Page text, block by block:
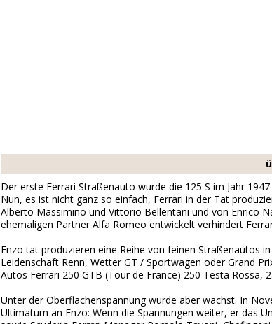
Der erste Ferrari Straßenauto wurde die 125 S im Jahr
Nun, es ist nicht ganz so einfach, Ferrari in der Tat
Alberto Massimino und Vittorio Bellentani und von Enrico
ehemaligen Partner Alfa Romeo entwickelt verhindert
Enzo tat produzieren eine Reihe von feinen Straßenautos
Leidenschaft Renn, Wetter GT / Sportwagen oder Grand
Autos Ferrari 250 GTB (Tour de France) 250 Testa Rossa,
Unter der Oberflächenspannung wurde aber wächst. In
Ultimatum an Enzo: Wenn die Spannungen weiter, er das